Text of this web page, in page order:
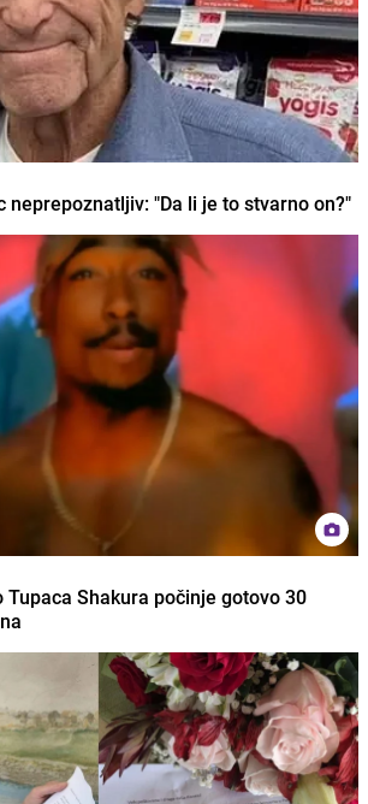
neprepoznatljiv: "Da li je to stvarno on?"
Shakura počinje gotovo 30